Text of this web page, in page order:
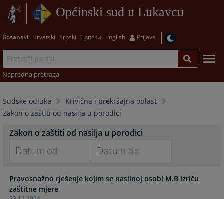
Općinski sud u Lukavcu
Bosanski Hrvatski Srpski Српски English Prijava
Napredna pretraga
Sudske odluke
Krivična i prekršajna oblast
Zakon o zaštiti od nasilja u porodici
Zakon o zaštiti od nasilja u porodici
forward
to
forward
Pravosnažno rješenje kojim se nasilnoj osobi M.B izriču
zaštitne mjere